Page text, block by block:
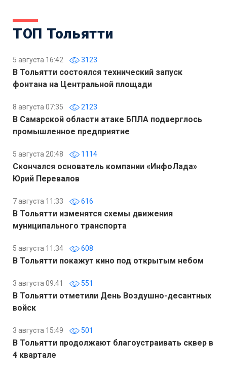
ТОП Тольятти
5 августа 16:42 3123
В Тольятти состоялся технический запуск
фонтана на Центральной площади
8 августа 07:35 2123
В Самарской области атаке БПЛА подверглось
промышленное предприятие
5 августа 20:48 1114
Скончался основатель компании «ИнфоЛада»
Юрий Перевалов
7 августа 11:33 616
В Тольятти изменятся схемы движения
муниципального транспорта
5 августа 11:34 608
В Тольятти покажут кино под открытым небом
3 августа 09:41 551
В Тольятти отметили День Воздушно-десантных
войск
3 августа 15:49 501
В Тольятти продолжают благоустраивать сквер в
4 квартале